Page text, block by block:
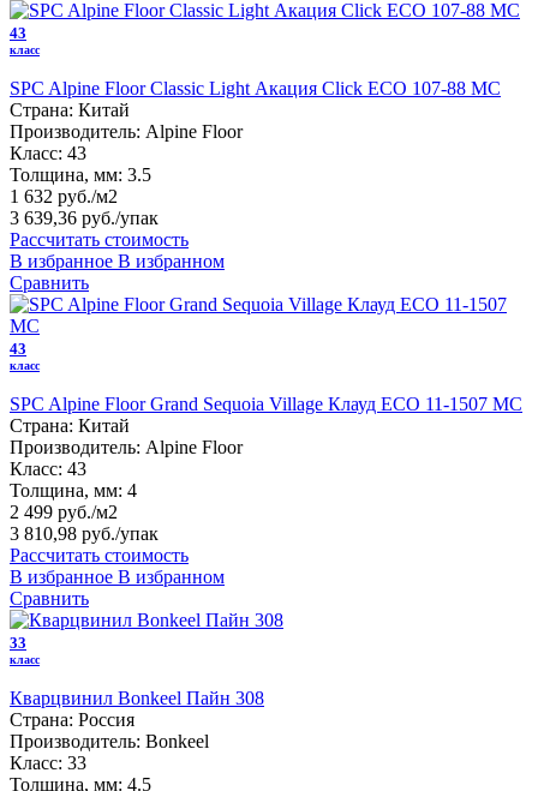
43
класс
SPC Alpine Floor Classic Light Акация Click ECO 107-88 MC
Страна: Китай
Производитель: Alpine Floor
Класс: 43
Толщина, мм: 3.5
1 632 руб./м2
3 639,36 руб./упак
Рассчитать стоимость
В избранное В избранном
Сравнить
43
класс
SPC Alpine Floor Grand Sequoia Village Клауд ECO 11-1507 MC
Страна: Китай
Производитель: Alpine Floor
Класс: 43
Толщина, мм: 4
2 499 руб./м2
3 810,98 руб./упак
Рассчитать стоимость
В избранное В избранном
Сравнить
33
класс
Кварцвинил Bonkeel Пайн 308
Страна: Россия
Производитель: Bonkeel
Класс: 33
Толщина, мм: 4.5